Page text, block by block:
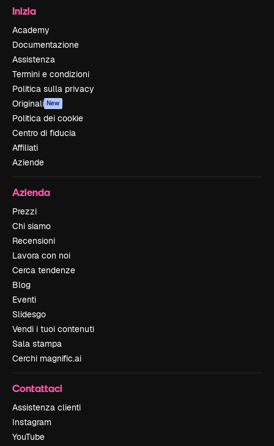
Inizia
Academy
Documentazione
Assistenza
Termini e condizioni
Politica sulla privacy
Originali New
Politica dei cookie
Centro di fiducia
Affiliati
Aziende
Azienda
Prezzi
Chi siamo
Recensioni
Lavora con noi
Cerca tendenze
Blog
Eventi
Slidesgo
Vendi i tuoi contenuti
Sala stampa
Cerchi magnific.ai
Contattaci
Assistenza clienti
Instagram
YouTube